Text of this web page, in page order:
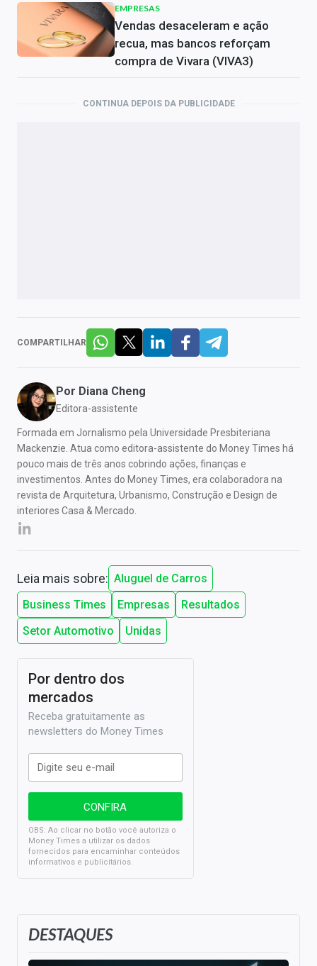
EMPRESAS
Vendas desaceleram e ação
recua, mas bancos reforçam
compra de Vivara (VIVA3)
CONTINUA DEPOIS DA PUBLICIDADE
COMPARTILHAR
Por Diana Cheng
Editora-assistente
Formada em Jornalismo pela Universidade Presbiteriana
Mackenzie. Atua como editora-assistente do Money Times há
pouco mais de três anos cobrindo ações, finanças e
investimentos. Antes do Money Times, era colaboradora na
revista de Arquitetura, Urbanismo, Construção e Design de
interiores Casa & Mercado.
Leia mais sobre: Aluguel de Carros
Business Times
Empresas
Resultados
Setor Automotivo
Unidas
DESTAQUES
Por dentro dos
mercados
Receba gratuitamente as
newsletters do Money Times
OBS: Ao clicar no botão você autoriza o
Money Times a utilizar os dados
fornecidos para encaminhar conteúdos
informativos e publicitários.